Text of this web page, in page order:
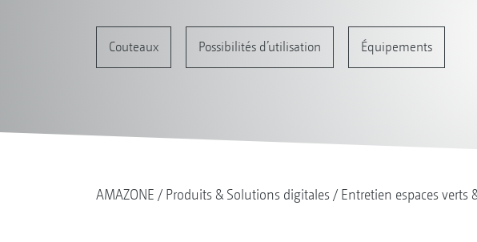
Couteaux Possibilités d’utilisation Équipements
AMAZONE Produits & Solutions digitales Entretien espaces verts